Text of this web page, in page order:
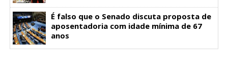
É falso que o Senado discuta proposta de
aposentadoria com idade mínima de 67
anos